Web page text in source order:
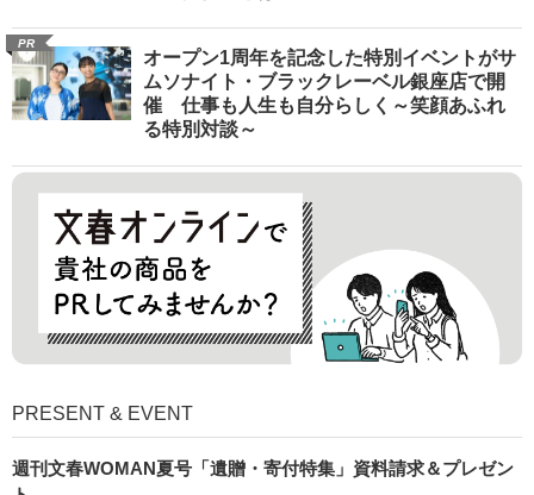
PR
オープン1周年を記念した特別イベントがサ
ムソナイト・ブラックレーベル銀座店で開
催 仕事も人生も自分らしく～笑顔あふれ
る特別対談～
PRESENT & EVENT
週刊文春WOMAN夏号「遺贈・寄付特集」資料請求＆プレゼン